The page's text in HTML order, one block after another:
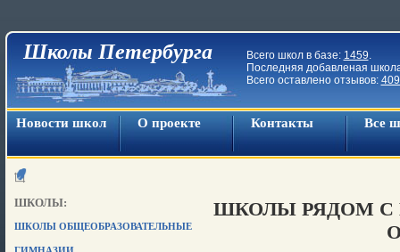
Школы Петербурга Всего школ в базе: 1459.
Последняя добавленая
Всего оставлено отзывов:
Новости школ О проекте Контакты Все
ШКОЛЫ:
ШКОЛЫ ОБЩЕОБРАЗОВАТЕЛЬНЫЕ
ШКОЛЫ РЯДОМ С